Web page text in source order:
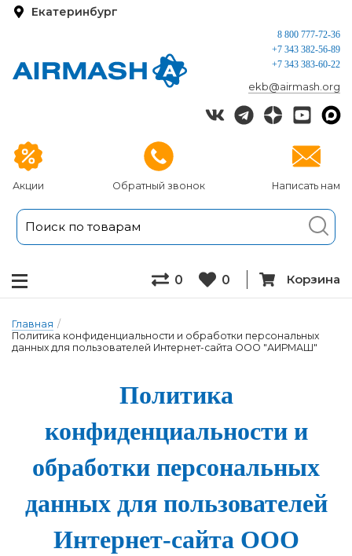
Екатеринбург
Акции Обратный звонок Написать нам
8 800 777-72-36
+7 343 382-56-89
+7 343 383-60-22
ekb@airmash.org
0 0 Корзина
Главная /
Политика конфиденциальности и обработки персональных
данных для пользователей Интернет-сайта ООО "АИРМАШ"
Полити­ка
кон­фи­ден­ци­аль­нос­ти и
об­ра­бот­ки пер­со­наль­ных
дан­ных для поль­зо­ва­те­лей
Ин­тернет-сай­та О­ОО